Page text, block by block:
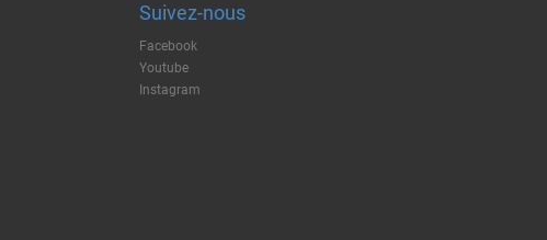
Suivez-nous
Facebook
Youtube
Instagram